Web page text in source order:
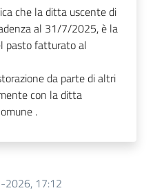
che la ditta uscente di
al 31/7/2025, è la
pasto fatturato al
da parte di altri
con la ditta
.
2026, 17:12